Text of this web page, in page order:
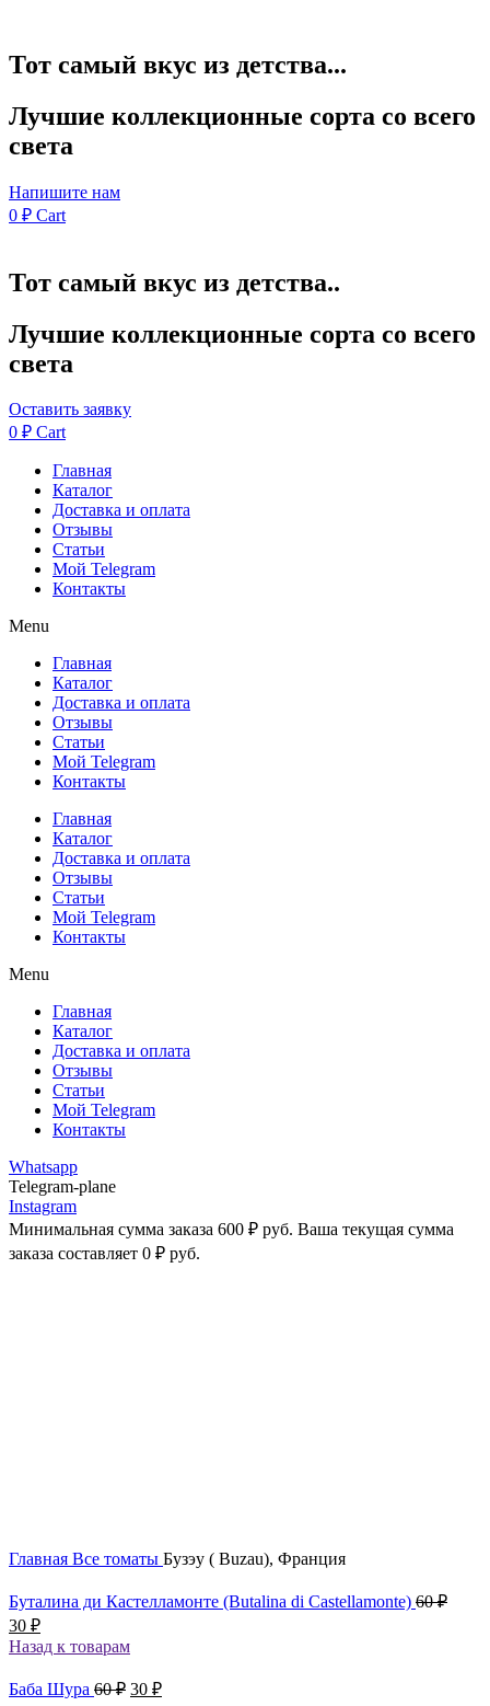
Тот самый вкус из детства...
Лучшие коллекционные сорта со всего
света
Напишите нам
0 ₽ Cart
Тот самый вкус из детства..
Лучшие коллекционные сорта со всего
света
Оставить заявку
0 ₽ Cart
Главная
Каталог
Доставка и оплата
Отзывы
Статьи
Мой Telegram
Контакты
Menu
Главная
Каталог
Доставка и оплата
Отзывы
Статьи
Мой Telegram
Контакты
Главная
Каталог
Доставка и оплата
Отзывы
Статьи
Мой Telegram
Контакты
Menu
Главная
Каталог
Доставка и оплата
Отзывы
Статьи
Мой Telegram
Контакты
Whatsapp
Telegram-plane
Instagram
Минимальная сумма заказа 600 ₽ руб. Ваша текущая сумма
заказа составляет 0 ₽ руб.
Главная Все томаты Бузэу ( Buzau), Франция
Буталина ди Кастелламонте (Butalina di Castellamonte) 60₽
30 ₽Текущая
цена:
Назад к товарам
Баба Шура 60₽ Первоначальная
30 ₽Текущая